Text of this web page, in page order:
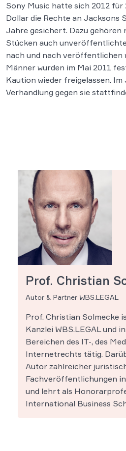
Sony Music hatte sich 2012 für
Dollar die Rechte an Jacksons
Jahre gesichert. Dazu gehören
Stücken auch
nach und nach veröffentlichen
Männer wurden im Mai 2011
Kaution wieder freigelassen. Im
Verhandlung gegen sie
Prof. Christian
Autor & Partner WBS.LEGAL
Prof. Christian Solmecke
Kanzlei WBS.LEGAL und
Bereichen des IT-, des
Internetrechts tätig.
Autor zahlreicher
Fachveröffentlichungen
und lehrt als
International Business